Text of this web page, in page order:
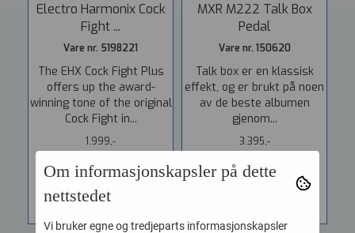
Electro Harmonix Cock
Fight ...
Vare nr. 5198221
The EHX Cock Fight Plus
offers up the award-
winning tone of the original
Cock Fight in...
1.999,-
MXR M222 Talk Box
Pedal
Vare nr. 150620
Talk box er en klassisk
effekt, og er brukt på noen
av de beste albumen
gjenom...
3.395,-
Om informasjonskapsler på dette
nettstedet
Vi bruker egne og tredjeparts informasjonskapsler